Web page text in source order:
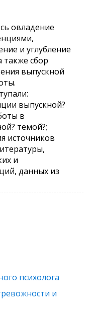
овладение
и углубление
также сбор
выпускной
выпускной?
в
темой?;
источников
и
данных из
психолога
и